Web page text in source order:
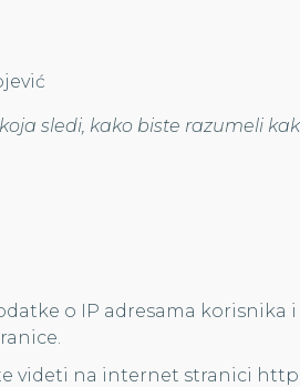
sledi, kako biste razumeli
o IP adresama korisnika
videti na internet stranici